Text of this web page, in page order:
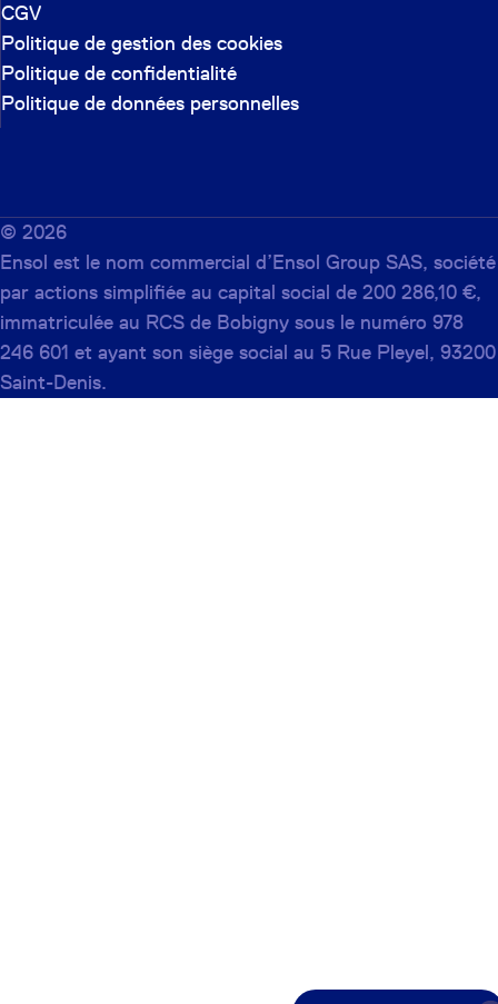
CGV
Politique de gestion des cookies
Politique de confidentialité
Politique de données personnelles
© 2026
Ensol est le nom commercial d’Ensol Group SAS, société
par actions simplifiée au capital social de 200 286,10 €,
immatriculée au RCS de Bobigny sous le numéro 978
246 601 et ayant son siège social au 5 Rue Pleyel, 93200
Saint-Denis.